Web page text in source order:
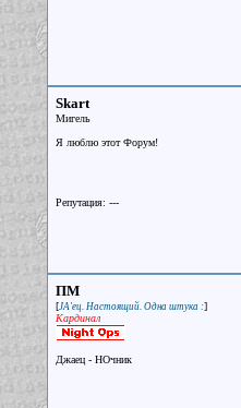
Skart
Мигель
Я люблю этот Форум!
Репутация: ---
ПМ
[JA'ец. Настоящий. Одна штука :]
Кардинал
Джаец - НОчник